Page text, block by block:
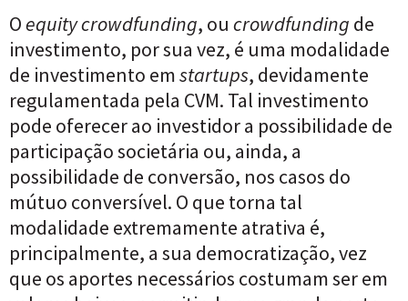
Oequity crowdfunding, ou crowdfunding de
investimento, por sua vez, é uma modalidade
de investimento emstartups, devidamente
regulamentada pela CVM. Tal investimento
pode oferecer ao investidor a possibilidade de
participação societária ou, ainda, a
possibilidade de conversão, nos casos do
mútuo conversível. O que torna tal
modalidade extremamente atrativa é,
principalmente, a sua democratização, vez
que os aportes necessários costumam ser em